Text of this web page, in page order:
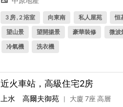
3 房 , 2 浴室 向東南 私人屋苑
恒
望山景
望開揚景 豪華裝修
微波
冷氣機
洗衣機
近火車站，高級住宅2房
上水 高爾夫御苑 |
大廈 7座 高層